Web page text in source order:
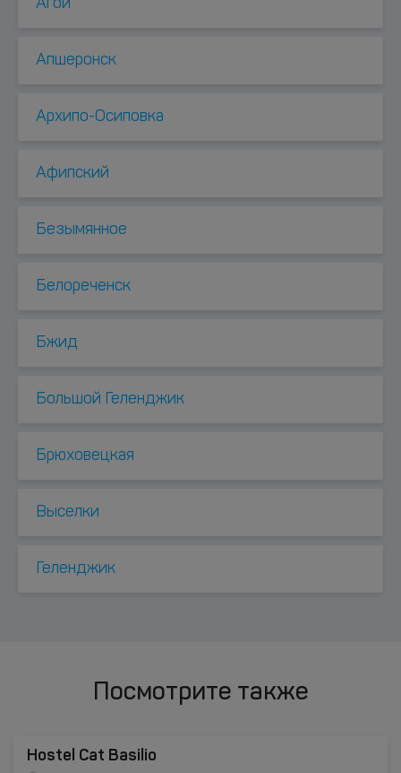
Агой
Апшеронск
Архипо-Осиповка
Афипский
Безымянное
Белореченск
Бжид
Большой Геленджик
Брюховецкая
Выселки
Геленджик
Посмотрите также
Hostel Cat Basilio